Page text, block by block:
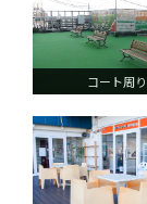
コート周り